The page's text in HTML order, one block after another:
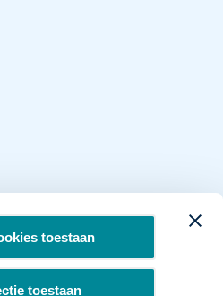
toestaan
toestaan